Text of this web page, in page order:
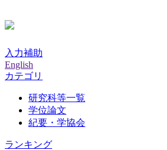
入力補助
English
カテゴリ
研究科等一覧
学位論文
紀要・学協会
ランキング